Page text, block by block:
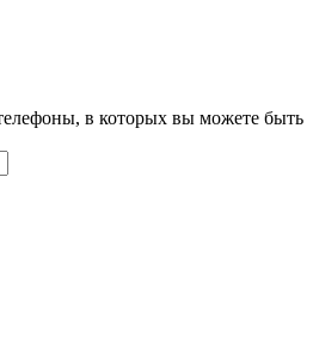
в которых вы можете быть